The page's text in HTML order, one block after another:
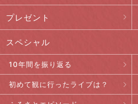
プレゼント
スペシャル
10年間を振り返る
初めて観に行ったライブは？